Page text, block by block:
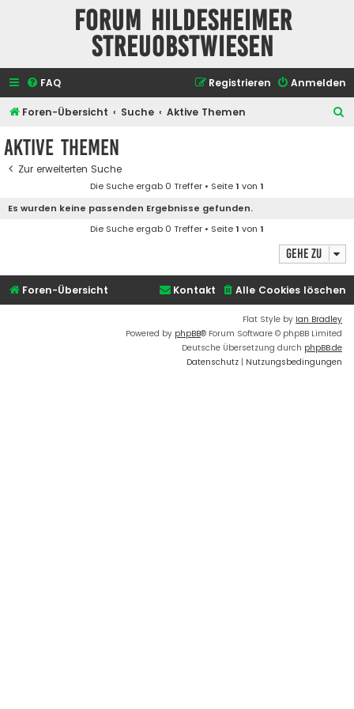
Forum Hildesheimer
Streuobstwiesen
FAQ Anmelden
Registrieren
Foren-Übersicht Suche Aktive Themen
Aktive Themen
Zur erweiterten Suche
Die Suche ergab 0 Treffer • Seite1 von 1
Es wurden keine passenden Ergebnisse gefunden.
Die Suche ergab 0 Treffer • Seite1 von 1
Gehe zu
Foren-Übersicht Alle Cookies löschen
Kontakt
Flat Style by Ian Bradley
Powered by phpBB® Forum Software © phpBB Limited
Deutsche Übersetzung durch phpBB.de
Datenschutz | Nutzungsbedingungen